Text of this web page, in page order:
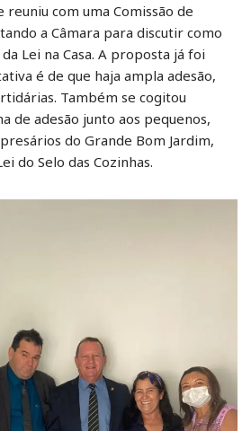
com uma Comissão de
a Câmara para discutir como
Lei na Casa. A proposta já foi
é de que haja ampla adesão,
Também se cogitou
de adesão junto aos pequenos,
do Grande Bom Jardim,
do Selo das Cozinhas.